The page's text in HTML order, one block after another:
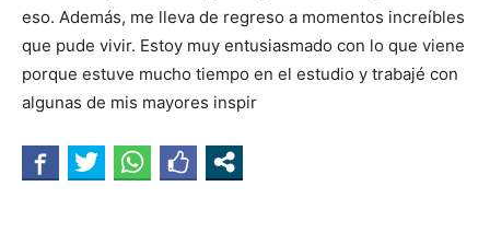
eso. Además, me lleva de regreso a momentos increíbles
que pude vivir. Estoy muy entusiasmado con lo que viene
porque estuve mucho tiempo en el estudio y trabajé con
algunas de mis mayores inspir